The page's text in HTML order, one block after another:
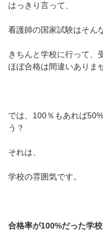
はっきり言って、
看護師の国家試験はそん
きちんと学校に行って、
ほぼ合格は間違いありま
では、100％もあれば
う？
それは、
学校の雰囲気です。
合格率が100%だった学校